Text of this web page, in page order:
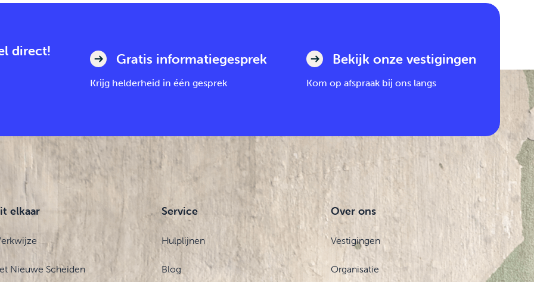
direct! Gratis informatiegesprek
Krijg helderheid in één gesprek
Bekijk onze vestigingen
Kom op afspraak bij ons langs
elkaar
Nieuwe Scheiden
Service
Hulplijnen
Blog
Over ons
Vestigingen
Organisatie